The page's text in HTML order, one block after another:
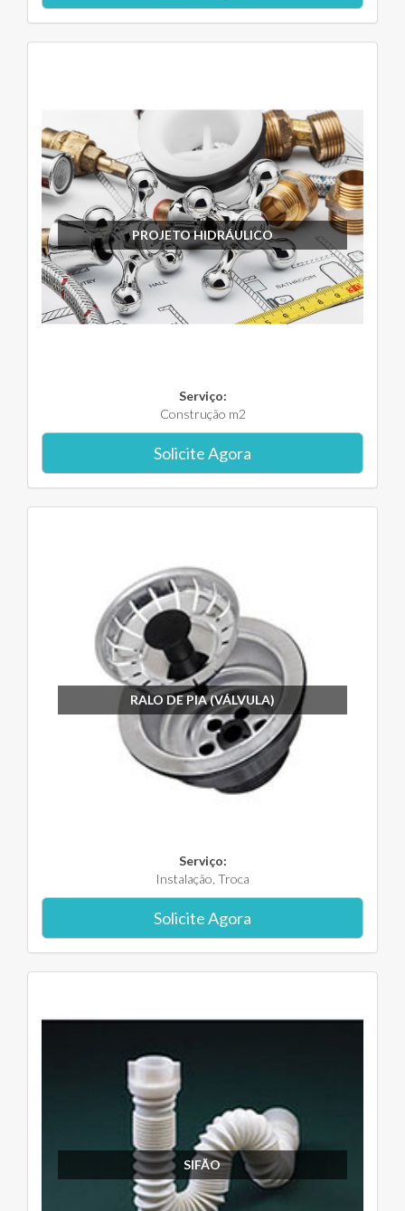
PROJETO HIDRÁULICO
Serviço:
Construção m2
Solicite Agora
RALO DE PIA (VÁLVULA)
Serviço:
Instalação, Troca
Solicite Agora
SIFÃO